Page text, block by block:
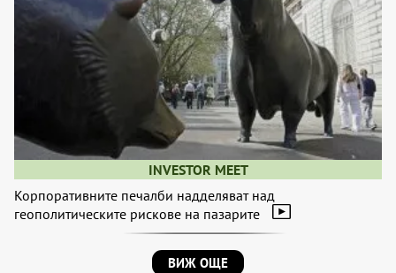
INVESTOR MEET
Корпоративните печалби надделяват над
геополитическите рискове на пазарите
ВИЖ ОЩЕ